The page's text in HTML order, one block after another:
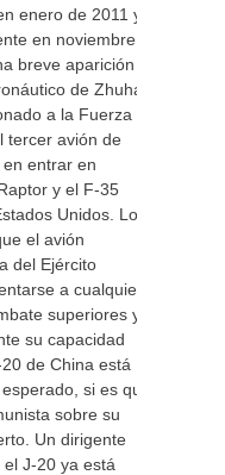
enero de 2011 y
en noviembre
breve aparición
de Zhuhai.
a la Fuerza
tercer avión de
entrar en
y el F-35
Unidos. Los
el avión
del Ejército
a cualquiera
superiores y
su capacidad
de China está
si es que
sobre su
Un dirigente
J-20 ya está